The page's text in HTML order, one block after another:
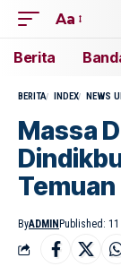
Aa
Berita
BERITA INDEX NEWS
Massa
Temuan
ByADMIN Published: